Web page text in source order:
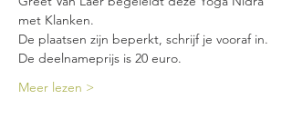
met Klanken.
De plaatsen zijn beperkt, schrijf je vooraf in.
De deelnameprijs is 20 euro.
Meer lezen >